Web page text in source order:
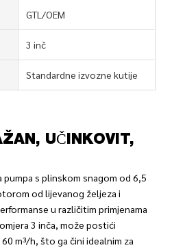
GTL/OEM
3 inč
Standardne izvozne kutije
UČINKOVIT,
s plinskom snagom od 6,5
od lijevanog željeza i
u različitim primjenama
3 inča, može postići
m³/h, što ga čini idealnim za